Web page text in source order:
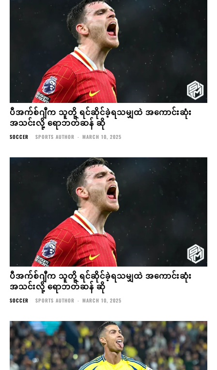
ပီအက်စ်ဂျီက သူတို့ ရင်ဆိုင်ခဲ့ရသမျှထဲ အကောင်းဆုံး
အသင်းလို့ ရောဘတ်ဆန် ဆို
SOCCER SPORTS AUTHOR - MARCH 10, 2025
ပီအက်စ်ဂျီက သူတို့ ရင်ဆိုင်ခဲ့ရသမျှထဲ အကောင်းဆုံး
အသင်းလို့ ရောဘတ်ဆန် ဆို
SOCCER SPORTS AUTHOR - MARCH 10, 2025